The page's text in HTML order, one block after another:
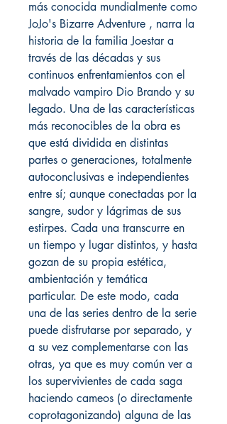
más conocida mundialmente como
JoJo's Bizarre Adventure , narra la
historia de la familia Joestar a
través de las décadas y sus
continuos enfrentamientos con el
malvado vampiro Dio Brando y su
legado. Una de las características
más reconocibles de la obra es
que está dividida en distintas
partes o generaciones, totalmente
autoconclusivas e independientes
entre sí; aunque conectadas por la
sangre, sudor y lágrimas de sus
estirpes. Cada una transcurre en
un tiempo y lugar distintos, y hasta
gozan de su propia estética,
ambientación y temática
particular. De este modo, cada
una de las series dentro de la serie
puede disfrutarse por separado, y
a su vez complementarse con las
otras, ya que es muy común ver a
los supervivientes de cada saga
haciendo cameos (o directamente
coprotagonizando) alguna de las